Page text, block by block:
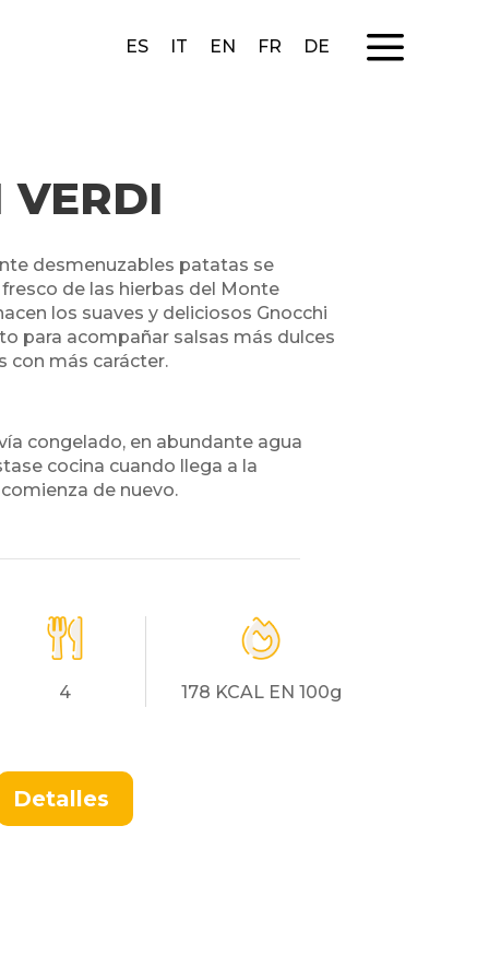
ES IT EN FR DE a
VERDI
desmenuzables patatas se
de las hierbas del Monte
los suaves y deliciosos Gnocchi
para acompañar salsas más dulces
con más carácter.
congelado, en abundante agua
se cocina cuando llega a la
de nuevo.
4 178 KCAL EN 100g
Detalles